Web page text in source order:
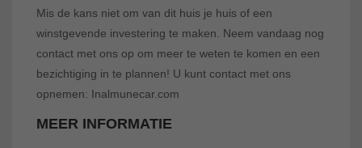
Mis de kans niet om van dit huis je huis of een
winstgevende investering te maken. Neem vandaag nog
contact met ons op om meer te weten te komen en een
bezichtiging in te plannen! U kunt contact met ons
opnemen: Inalmunecar.com
MEER INFORMATIE